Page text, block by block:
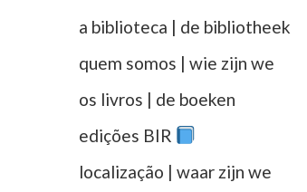
a biblioteca | de bibliotheek
quem somos | wie zijn we
os livros | de boeken
edições BIR
localização | waar zijn we